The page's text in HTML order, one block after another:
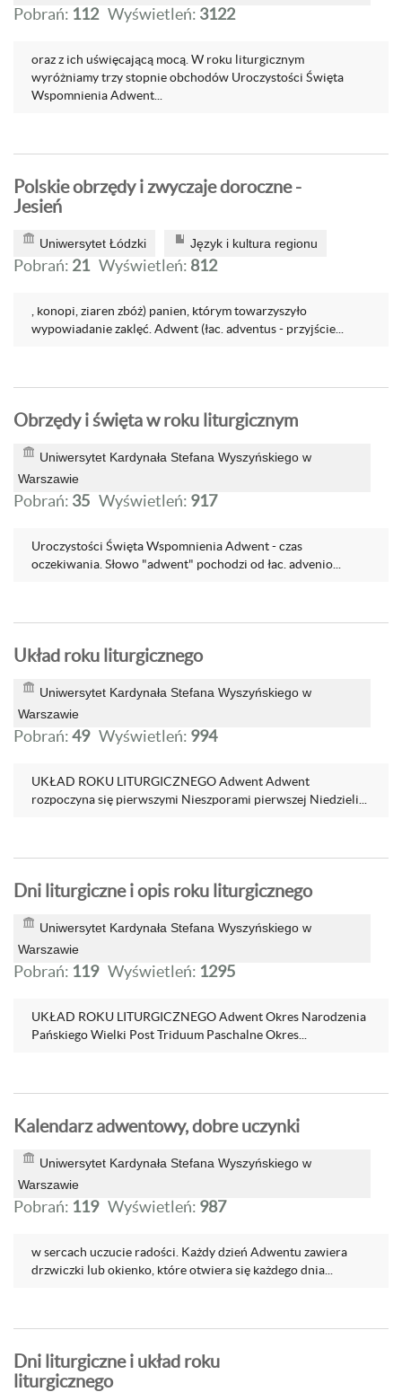
Pobrań: 112 Wyświetleń: 3122
oraz z ich uświęcającą mocą. W roku liturgicznym
wyróżniamy trzy stopnie obchodów Uroczystości Święta
Wspomnienia Adwent...
Polskie obrzędy i zwyczaje doroczne -
Jesień
Uniwersytet Łódzki Język i kultura regionu
Pobrań: 21 Wyświetleń: 812
, konopi, ziaren zbóż) panien, którym towarzyszyło
wypowiadanie zaklęć. Adwent (łac. adventus - przyjście...
Obrzędy i święta w roku liturgicznym
Uniwersytet Kardynała Stefana Wyszyńskiego w
Warszawie
Pobrań: 35 Wyświetleń: 917
Uroczystości Święta Wspomnienia Adwent - czas
oczekiwania. Słowo "adwent" pochodzi od łac. advenio...
Układ roku liturgicznego
Uniwersytet Kardynała Stefana Wyszyńskiego w
Warszawie
Pobrań:49 Wyświetleń: 994
UKŁAD ROKU LITURGICZNEGO Adwent Adwent
rozpoczyna się pierwszymi Nieszporami pierwszej Niedzieli...
Dni liturgiczne i opis roku liturgicznego
Uniwersytet Kardynała Stefana Wyszyńskiego w
Warszawie
Pobrań: 119 Wyświetleń: 1295
UKŁAD ROKU LITURGICZNEGO Adwent Okres Narodzenia
Pańskiego Wielki Post Triduum Paschalne Okres...
Kalendarz adwentowy, dobre uczynki
Uniwersytet Kardynała Stefana Wyszyńskiego w
Warszawie
Pobrań: 119 Wyświetleń: 987
w sercach uczucie radości. Każdy dzień Adwentu zawiera
drzwiczki lub okienko, które otwiera się każdego dnia...
Dni liturgiczne i układ roku
liturgicznego